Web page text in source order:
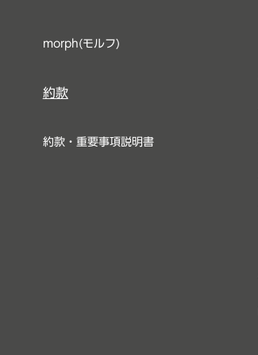
morph(モルフ)
約款
約款・重要事項説明書